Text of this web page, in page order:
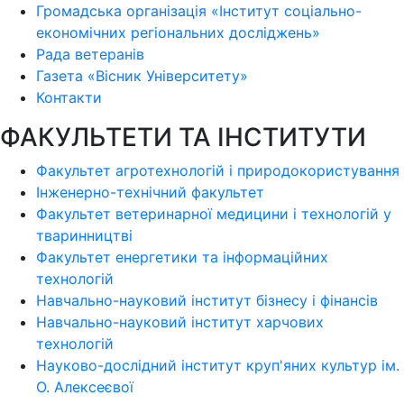
Громадська організація «Інститут соціально-
економічних регіональних досліджень»
Рада ветеранів
Газета «Вісник Університету»
Контакти
ФАКУЛЬТЕТИ ТА ІНСТИТУТИ
Факультет агротехнологій і природокористування
Інженерно-технічний факультет
Факультет ветеринарної медицини і технологій у
тваринництві
Факультет енергетики та інформаційних
технологій
Навчально-науковий інститут бізнесу і фінансів
Навчально-науковий інститут харчових
технологій
Науково-дослідний інститут круп'яних культур ім.
О. Алексеєвої